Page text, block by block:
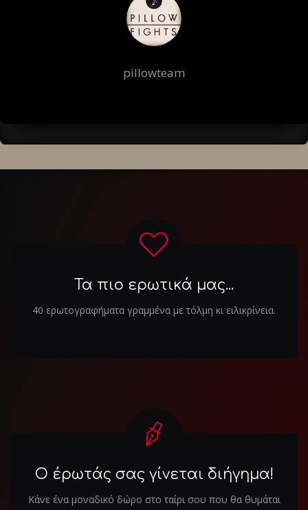
pillowteam
Τα πιο ερωτικά μας...
40 ερωτογραφήματα γραμμένα με τόλμη κι ειλικρίνεια.
Ο έρωτάς σας γίνεται διήγημα!
Κάνε ένα μοναδικό δώρο στο ταίρι σου που θα θυμάται